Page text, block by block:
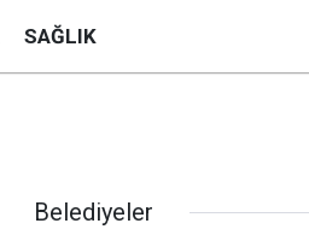
SAĞLIK
Belediyeler